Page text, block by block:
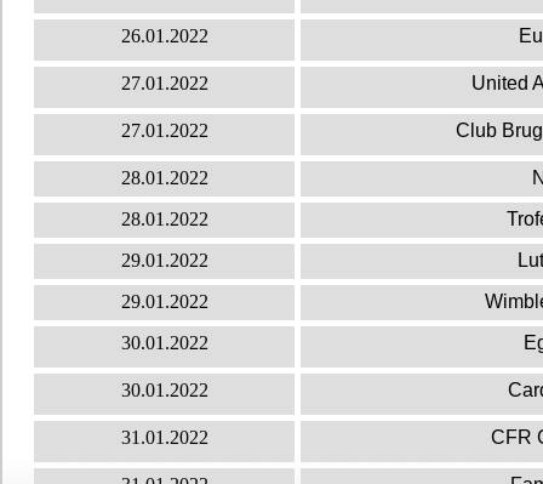
26.01.2022
27.01.2022 United
27.01.2022 Club
28.01.2022
28.01.2022
29.01.2022
29.01.2022
30.01.2022
30.01.2022
31.01.2022 CFR